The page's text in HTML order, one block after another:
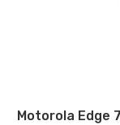
Motorola Edge